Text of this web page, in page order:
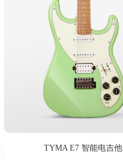
TYMA E7 智能电吉他